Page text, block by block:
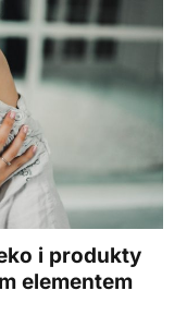
i produkty
elementem